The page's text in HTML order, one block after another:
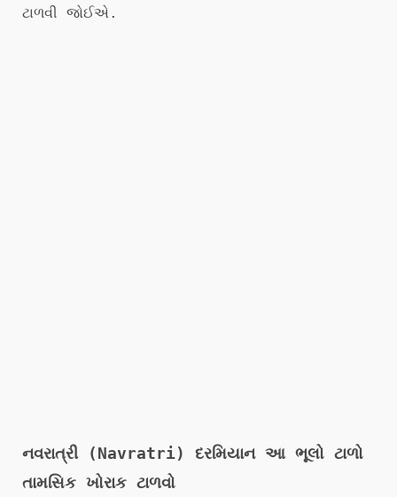
ટાળવી જોઈએ.
નવરાત્રી (Navratri) દરમિયાન આ ભૂલો ટાળો
તામસિક ખોરાક ટાળવો